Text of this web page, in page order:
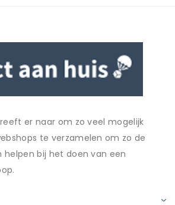
er naar om zo veel mogelijk
te verzamelen om zo de
helpen bij het doen van een